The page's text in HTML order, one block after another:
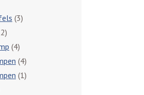
(3)
(4)
(4)
(1)